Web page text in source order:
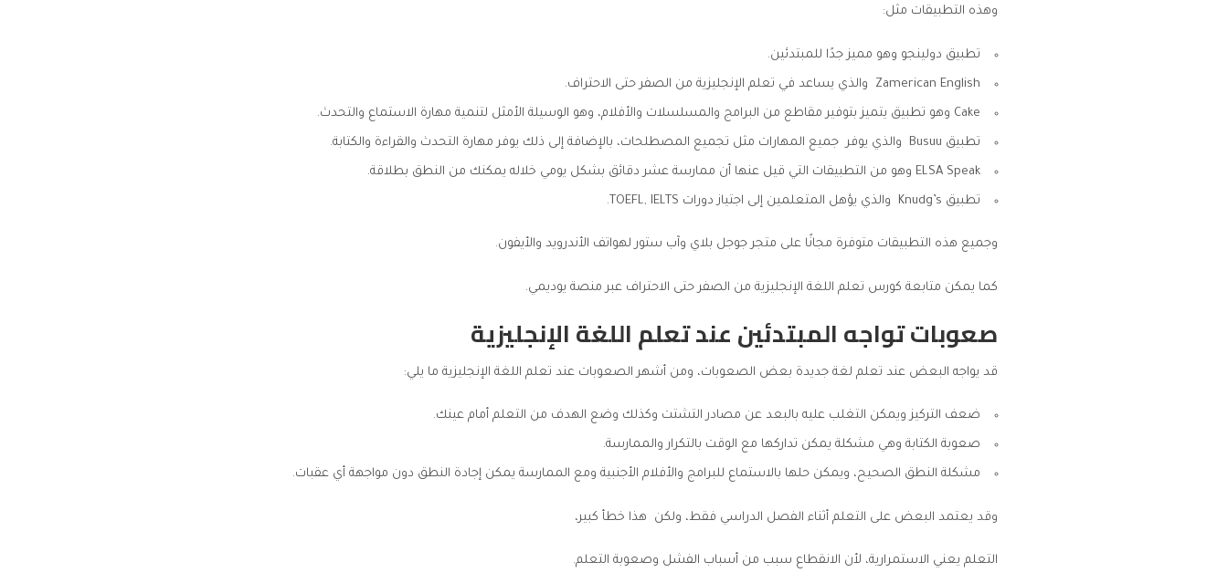
وهذه التطبيقات مثل:
تطبيق دولينجو وهو مميز جدًا للمبتدئين.
Zamerican English والذي يساعد في تعلم الإنجليزية من الصفر حتى الاحتراف.
Cake وهو تطبيق يتميز بتوفير مقاطع من البرامج والمسلسلات والأفلام، وهو الوسيلة الأمثل لتنمية مهارة الاستماع والتحدث.
تطبيق Busuu والذي يوفر جميع المهارات مثل تجميع المصطلحات، بالإضافة إلى ذلك يوفر مهارة التحدث والقراءة والكتابة.
ELSA Speak وهو من التطبيقات التي قيل عنها أن ممارسة عشر دقائق بشكل يومي خلاله يمكنك من النطق بطلاقة.
تطبيق Knudg’s والذي يؤهل المتعلمين إلى اجتياز دورات TOEFL, IELTS.
وجميع هذه التطبيقات متوفرة مجانًا على متجر جوجل بلاي وآب ستور لهواتف الأندرويد والأيفون.
كما يمكن متابعة كورس تعلم اللغة الإنجليزية من الصفر حتى الاحتراف عبر منصة يوديمي.
صعوبات تواجه المبتدئينعند تعلم اللغة الإنجليزية
قد يواجه البعض عند تعلم لغة جديدة بعض الصعوبات، ومن أشهر الصعوبات عند تعلم اللغة الإنجليزية ما يلي:
ضعف التركيز ويمكن التغلب عليه بالبعد عن مصادر التشتت وكذلك وضع الهدف من التعلم أمام عينك.
صعوبة الكتابة وهي مشكلة يمكن تداركها مع الوقت بالتكرار والممارسة.
مشكلة النطق الصحيح، ويمكن حلها بالاستماع للبرامج والأفلام الأجنبية ومع الممارسة يمكن إجادة النطق دون مواجهة أي عقبات.
وقد يعتمد البعض على التعلم أثناء الفصل الدراسي فقط، ولكن هذا خطأ كبير،
التعلم يعني الاستمرارية، لأن الانقطاع سبب من أسباب الفشل وصعوبة التعلم.